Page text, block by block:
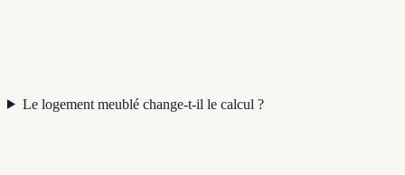
Le logement meublé change-t-il le calcul ?